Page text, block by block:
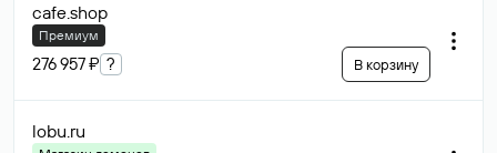
cafe.shop
Премиум
276 957 ₽ ? В корзину
lobu.ru